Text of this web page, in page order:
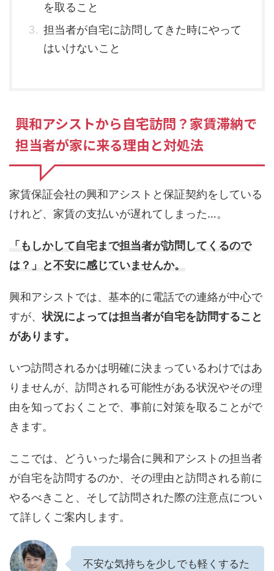
を取ること
担当者が自宅に訪問してきた時にやって
はいけないこと
興和アシストから自宅訪問？家賃滞納で
担当者が家に来る理由と対処法
家賃保証会社の興和アシストと保証契約をしている
けれど、家賃の支払いが遅れてしまった…。
「もしかして自宅まで担当者が訪問してくるので
は？」と不安に感じていませんか。
興和アシストでは、基本的に電話での連絡が中心で
すが、状況によっては担当者が自宅を訪問すること
があります。
いつ訪問されるかは明確に決まっているわけではあ
りませんが、訪問される可能性がある状況やその理
由を知っておくことで、事前に対策を取ることがで
きます。
ここでは、どういった場合に興和アシストの担当者
が自宅を訪問するのか、その理由と訪問される前に
やるべきこと、そして訪問された際の注意点につい
て詳しくご案内します。
不安な気持ちを少しでも軽くするた